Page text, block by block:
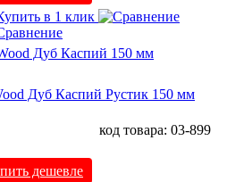
в 1 клик
Дуб Каспий Рустик 150 мм
код товара: 03-899
дешевле